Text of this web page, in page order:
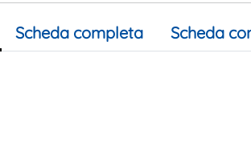
Scheda completa Scheda